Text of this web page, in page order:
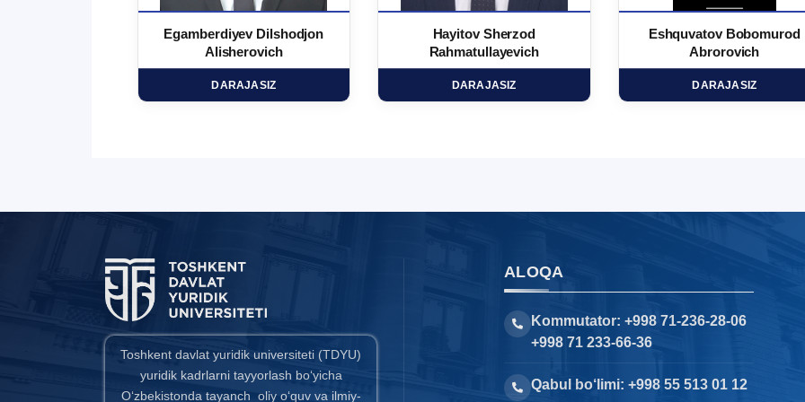
Egamberdiyev Dilshodjon
Alisherovich
DARAJASIZ
Hayitov Sherzod
Rahmatullayevich
DARAJASIZ
Eshquvatov Bobomurod
Abrorovich
DARAJASIZ
Toshkent davlat yuridik universiteti (TDYU)
yuridik kadrlarni tayyorlash bo‘yicha
O‘zbekistonda tayanch oliy o‘quv va ilmiy-
ALOQA
Kommutator: +998 71-236-28-06
+998 71 233-66-36
Qabul bo‘limi: +998 55 513 01 12